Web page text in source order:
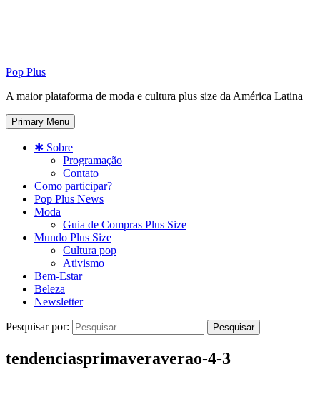
Pop Plus
A maior plataforma de moda e cultura plus size da América Latina
Primary Menu
✱ Sobre
Programação
Contato
Como participar?
Pop Plus News
Moda
Guia de Compras Plus Size
Mundo Plus Size
Cultura pop
Ativismo
Bem-Estar
Beleza
Newsletter
Pesquisar por:
tendenciasprimaveraverao-4-3